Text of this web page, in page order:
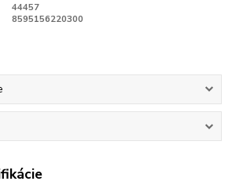
44457
8595156220300